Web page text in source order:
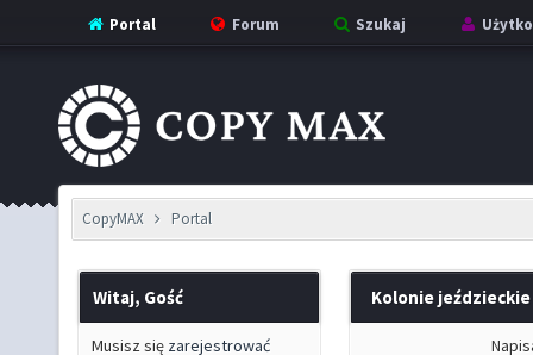
Portal Forum Szukaj
CopyMAX Portal
Witaj, Gość
Musisz się zarejestrować
Kolonie jeździeckie